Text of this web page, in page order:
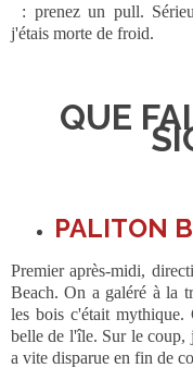
: prenez un pull.
j'étais morte de froid.
QUE
PALITON
Premier après-midi,
Beach. On a galéré à la
les bois c'était mythique.
belle de l'île. Sur le coup,
a vite disparue en fin de